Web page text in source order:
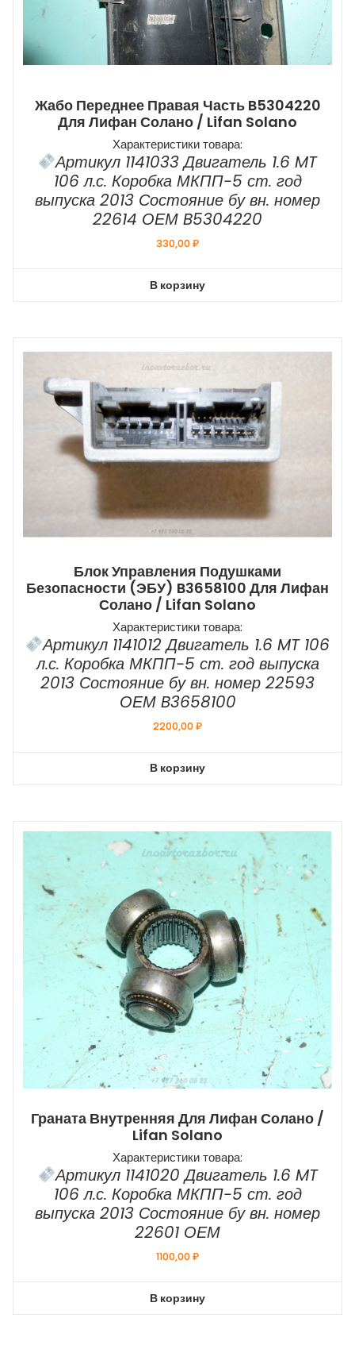
Жабо Переднее Правая Часть B5304220
Для Лифан Солано / Lifan Solano
Характеристики товара:
Артикул 1141033 Двигатель 1.6 MT
106 л.с. Коробка МКПП-5 ст. год
выпуска 2013 Состояние бу вн. номер
22614 ОЕМ B5304220
330,00₽
В корзину
Блок Управления Подушками
Безопасности (ЭБУ) B3658100 Для Лифан
Солано / Lifan Solano
Характеристики товара:
Артикул 1141012 Двигатель 1.6 MT 106
л.с. Коробка МКПП-5 ст. год выпуска
2013 Состояние бу вн. номер 22593
ОЕМ B3658100
2200,00₽
В корзину
Граната Внутренняя Для Лифан Солано /
Lifan Solano
Характеристики товара:
Артикул 1141020 Двигатель 1.6 MT
106 л.с. Коробка МКПП-5 ст. год
выпуска 2013 Состояние бу вн. номер
22601 ОЕМ
1100,00₽
В корзину